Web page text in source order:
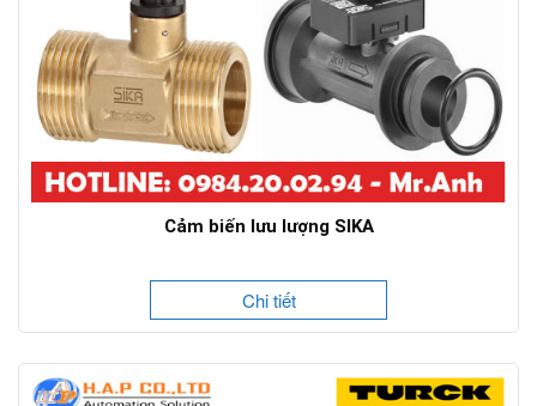
Cảm biến lưu lượng SIKA
Chi tiết